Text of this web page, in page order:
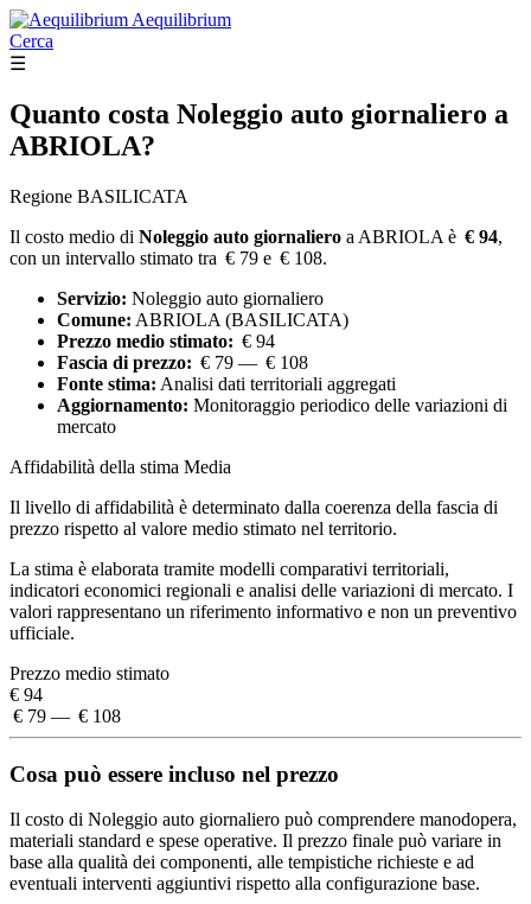
Aequilibrium
Cerca
☰
Quanto costa Noleggio auto giornaliero a
ABRIOLA?
Regione BASILICATA
Il costo medio di Noleggio auto giornaliero a ABRIOLA è € 94,
con un intervallo stimato tra € 79 e € 108.
Servizio: Noleggio auto giornaliero
Comune: ABRIOLA (BASILICATA)
Prezzo medio stimato: € 94
Fascia di prezzo: € 79 — € 108
Fonte stima: Analisi dati territoriali aggregati
Aggiornamento: Monitoraggio periodico delle variazioni di
mercato
Affidabilità della stima Media
Il livello di affidabilità è determinato dalla coerenza della fascia di
prezzo rispetto al valore medio stimato nel territorio.
La stima è elaborata tramite modelli comparativi territoriali,
indicatori economici regionali e analisi delle variazioni di mercato. I
valori rappresentano un riferimento informativo e non un preventivo
ufficiale.
Prezzo medio stimato
€ 94
€ 79 — € 108
Cosa può essere incluso nel prezzo
Il costo di Noleggio auto giornaliero può comprendere manodopera,
materiali standard e spese operative. Il prezzo finale può variare in
base alla qualità dei componenti, alle tempistiche richieste e ad
eventuali interventi aggiuntivi rispetto alla configurazione base.